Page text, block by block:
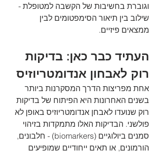
וגוברת בחשיבות של הקשבה למטופלת -
שילוב בין תיאור הסימפטומים לבין
ממצאים פיזיים.
העתיד כבר כאן: בדיקות
רוק לאבחון אנדומטריוזיס
אחת מפריצות הדרך המסקרנות ביותר
בשנים האחרונות היא הפיתוח של בדיקות
רוק שנועדו לאבחן אנדומטריוזיס באופן לא
פולשני. הבדיקות האלו מתמקדות בזיהוי
סמנים ביולוגיים (biomarkers) - חלבונים,
הורמונים, או תאים ייחודיים שמופיעים